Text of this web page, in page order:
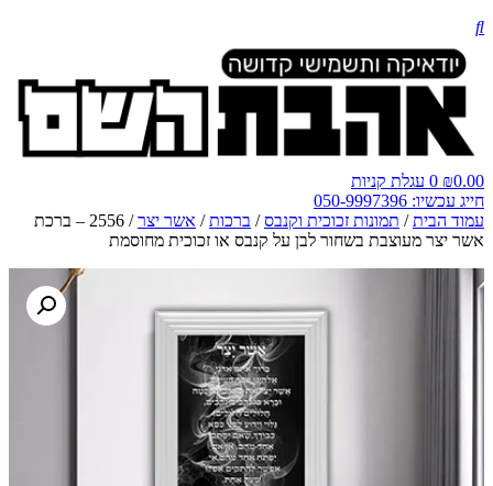
₪0.00
0 עגלת קניות
חייג עכשיו: 050-9997396
עמוד הבית/ תמונות זכוכית וקנבס/ ברכות/ אשר יצר
/ 2556 – ברכת
אשר יצר מעוצבת בשחור לבן על קנבס או זכוכית מחוסמת